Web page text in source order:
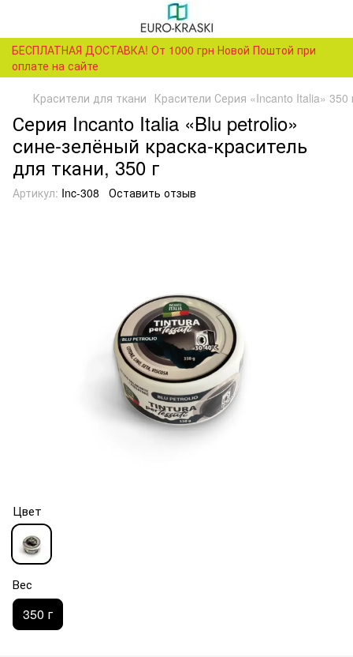
БЕСПЛАТНАЯ ДОСТАВКА! От 1000 грн Новой Поштой при
оплате на сайте
Красители для ткани Красители Серия «Incanto Italia» 350
Серия Incanto Italia «Blu petrolio»
сине-зелёный краска-краситель
для ткани, 350 г
Артикул: Inc-308 Оставить отзыв
Цвет
Вес
350 г